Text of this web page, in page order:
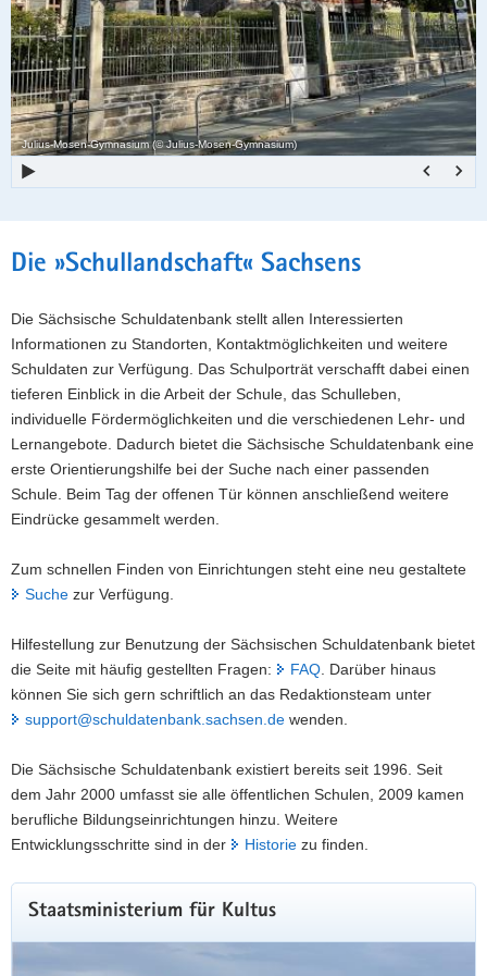
a
v
i
g
a
t
i
o
n
Julius-Mosen-Gymnasium (© Julius-Mosen-Gymnasium)
Hauptinhalt
Die »Schullandschaft« Sachsens
Die Sächsische Schuldatenbank stellt allen Interessierten
Informationen zu Standorten, Kontaktmöglichkeiten und weitere
Schuldaten zur Verfügung. Das Schulporträt verschafft dabei einen
tieferen Einblick in die Arbeit der Schule, das Schulleben,
individuelle Fördermöglichkeiten und die verschiedenen Lehr- und
Lernangebote. Dadurch bietet die Sächsische Schuldatenbank eine
erste Orientierungshilfe bei der Suche nach einer passenden
Schule. Beim Tag der offenen Tür können anschließend weitere
Eindrücke gesammelt werden.
Zum schnellen Finden von Einrichtungen steht eine neu gestaltete
Suche zur Verfügung.
Hilfestellung zur Benutzung der Sächsischen Schuldatenbank bietet
die Seite mit häufig gestellten Fragen:
FAQ . Darüber hinaus
können Sie sich gern schriftlich an das Redaktionsteam unter
support@schuldatenbank.sachsen.de wenden.
Die Sächsische Schuldatenbank existiert bereits seit 1996. Seit
dem Jahr 2000 umfasst sie alle öffentlichen Schulen, 2009 kamen
berufliche Bildungseinrichtungen hinzu. Weitere
Entwicklungsschritte sind in der
Historie zu finden.
Staatsministerium für Kultus